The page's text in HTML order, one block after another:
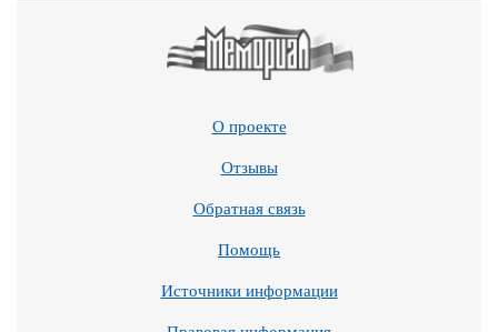
О проекте
Отзывы
Обратная связь
Помощь
Источники информации